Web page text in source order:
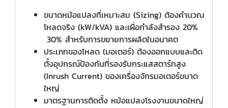
ขนาดหม้อแปลงที่เหมาะสม (Sizing) ต้องคำนวณ
โหลดจริง (kW/kVA) และเผื่อกำลังสำรอง 20%
30% สำหรับการขยายการผลิตในอนาคต
ประเภทของโหลด (มอเตอร์) ต้องออกแบบและติด
ตั้งอุปกรณ์ป้องกันที่รองรับกระแสสตาร์ทสูง
(Inrush Current) ของเครื่องจักรมอเตอร์ขนาด
ใหญ่
มาตรฐานการติดตั้ง หม้อแปลงโรงงานขนาดใหญ่